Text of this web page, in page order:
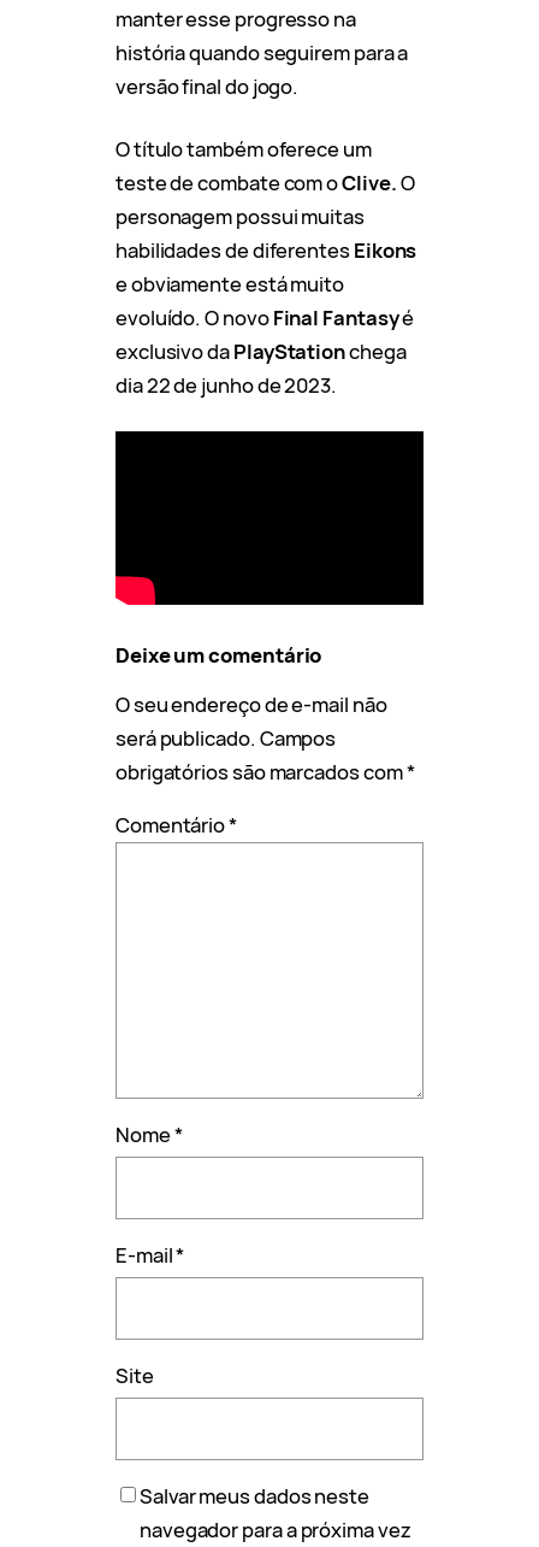
manter esse progresso na
história quando seguirem para a
versão final do jogo.
O título também oferece um
teste de combate com oClive.O
personagem possui muitas
habilidades de diferentesEikons
e obviamente está muito
evoluído. O novoFinal Fantasyé
exclusivo daPlayStationchega
dia 22 de junho de 2023.
Deixe um comentário
O seu endereço de e-mail não
será publicado. Campos
obrigatórios são marcados com*
Comentário*
Nome*
E-mail*
Site
Salvar meus dados neste
navegador para a próxima vez